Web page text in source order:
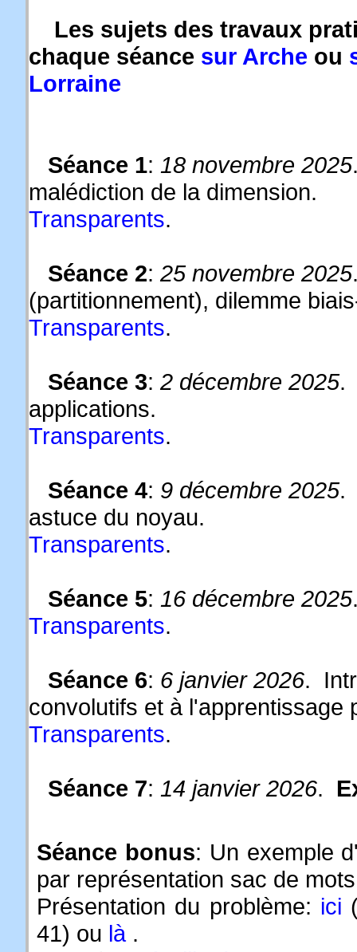
Les sujets des travaux
chaque séance sur Arche ou
Lorraine
Séance 1: 18 novembre 2025
malédiction de la dimension.
Transparents.
Séance 2: 25 novembre 2025
(partitionnement), dilemme
Transparents.
Séance 3: 2 décembre 2025.
applications.
Transparents.
Séance 4: 9 décembre 2025.
astuce du noyau.
Transparents.
Séance 5: 16 décembre 2025
Transparents.
Séance 6: 6 janvier 2026.
convolutifs et à l'apprentissage
Transparents.
Séance 7: 14 janvier 2026.
Séance bonus: Un exemple
par représentation sac de
Présentation du problème: ici
41) ou là.